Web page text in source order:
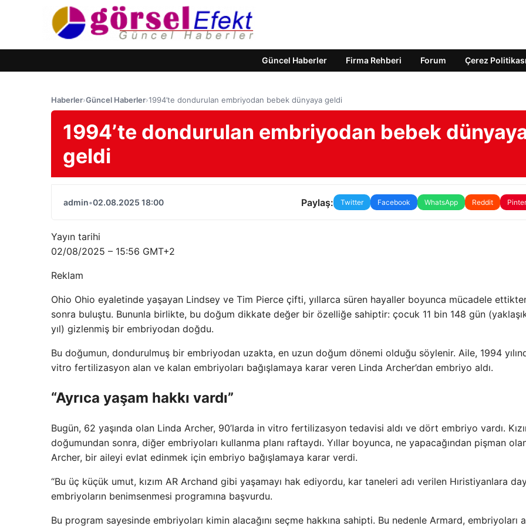
Güncel Haberler Firma Rehberi Forum Çerez Politikası
Haberler›Güncel Haberler›1994’te dondurulan embriyodan bebek dünyaya geldi
1994’te dondurulan embriyodan bebek
geldi
admin•02.08.2025 18:00 Paylaş: Twitter Facebook WhatsApp Reddit
Yayın tarihi
02/08/2025 – 15:56 GMT+2
Reklam
Ohio Ohio eyaletinde yaşayan Lindsey ve Tim Pierce çifti, yıllarca süren hayaller boyunca mücadele
sonra buluştu. Bununla birlikte, bu doğum dikkate değer bir özelliğe sahiptir: çocuk 11 bin 148 gün
yıl) gizlenmiş bir embriyodan doğdu.
Bu doğumun, dondurulmuş bir embriyodan uzakta, en uzun doğum dönemi olduğu söylenir. Aile, 1994
vitro fertilizasyon alan ve kalan embriyoları bağışlamaya karar veren Linda Archer’dan embriyo aldı.
“Ayrıca yaşam hakkı vardı”
Bugün, 62 yaşında olan Linda Archer, 90’larda in vitro fertilizasyon tedavisi aldı ve dört embriyo vardı.
doğumundan sonra, diğer embriyoları kullanma planı raftaydı. Yıllar boyunca, ne yapacağından pişman
Archer, bir aileyi evlat edinmek için embriyo bağışlamaya karar verdi.
“Bu üç küçük umut, kızım AR Archand gibi yaşamayı hak ediyordu, kar taneleri adı verilen Hıristiyanlara
embriyoların benimsenmesi programına başvurdu.
Bu program sayesinde embriyoları kimin alacağını seçme hakkına sahipti. Bu nedenle Armard, embriyoları